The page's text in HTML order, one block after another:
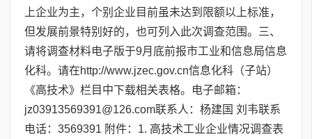
上企业为主，个别企业目前虽未达到限额以上标准，
但发展前景特别好的，也可列入此次调查范围。三、
请将调查材料电子版于9月底前报市工业和信息局信息
化科。请在http://www.jzec.gov.cn信息化科（子站）
《高技术》栏目中下载相关表格。电子邮箱：
jz03913569391@126.com联系人：杨建国 刘韦联系
电话：3569391 附件：1. 高技术工业企业情况调查表